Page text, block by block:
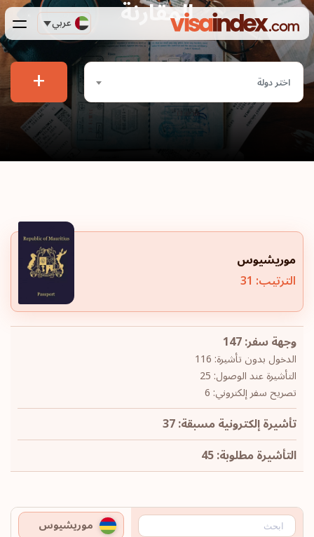
عربي المقارنة
اختر دولة +
موريشيوس
الترتيب: 31
وجهة سفر: 147
الدخول بدون تأشيرة: 116
التأشيرة عند الوصول: 25
تصريح سفر إلكتروني: 6
تأشيرة إلكترونية مسبقة: 37
التأشيرة مطلوبة: 45
موريشيوس